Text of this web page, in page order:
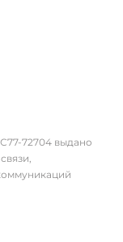
72704 выдано